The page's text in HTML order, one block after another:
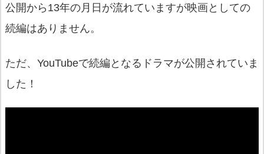
公開から13年の月日が流れていますが映画としての
続編はありません。
ただ、YouTubeで続編となるドラマが公開されていま
した！